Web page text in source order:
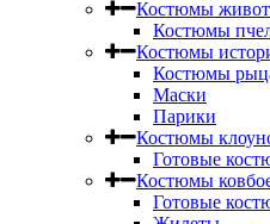
Костюмы
Костюмы
Костюмы
Костюмы
Маски
Парики
Костюмы
Готовые
Костюмы
Готовые